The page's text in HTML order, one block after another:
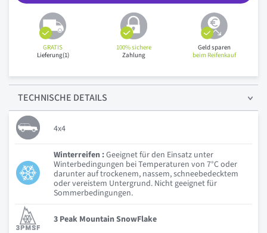
GRATIS
Lieferung(1)
100% sichere
Zahlung
Geld sparen
beim Reifenkauf
TECHNISCHE DETAILS
4x4
Winterreifen :Geeignet für den Einsatz unter
Winterbedingungen bei Temperaturen von 7°C oder
darunter auf trockenem, nassem, schneebedecktem
oder vereistem Untergrund. Nicht geeignet für
Sommerbedingungen.
3 Peak Mountain SnowFlake